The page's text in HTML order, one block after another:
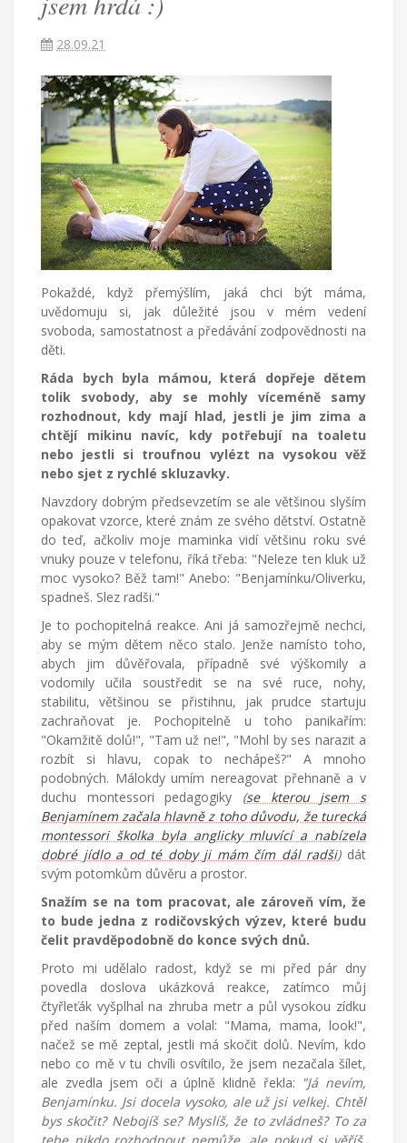
Češka
provdaná
Američana
žijící
Turecku
píše
blog
životě
cizích
zemích,
mateřství
radostech
všednodenního
života.
28.09.21
Pokaždé, když přemýšlím, jaká chci být máma,
uvědomuju si, jak důležité jsou v mém vedení
svoboda, samostatnost a předávání zodpovědnosti na
děti.
Ráda bych byla mámou, která dopřeje dětem
tolik svobody, aby se mohly víceméně samy
rozhodnout, kdy mají hlad, jestli je jim zima a
chtějí mikinu navíc, kdy potřebují na toaletu
nebo jestli si troufnou vylézt na vysokou věž
nebo sjet z rychlé skluzavky.
Navzdory dobrým předsevzetím se ale většinou slyším
opakovat vzorce, které znám ze svého dětství. Ostatně
do teď, ačkoliv moje maminka vidí většinu roku své
vnuky pouze v telefonu, říká třeba: "Neleze ten kluk už
moc vysoko? Běž tam!" Anebo: "Benjamínku/Oliverku,
spadneš. Slez radši."
Je to pochopitelná reakce. Ani já samozřejmě nechci,
aby se mým dětem něco stalo. Jenže namísto toho,
abych jim důvěřovala, případně své výškomily a
vodomily učila soustředit se na své ruce, nohy,
stabilitu, většinou se přistihnu, jak prudce startuju
zachraňovat je. Pochopitelně u toho panikařím:
"Okamžitě dolů!", "Tam už ne!", "Mohl by ses narazit a
rozbít si hlavu, copak to nechápeš?" A mnoho
podobných. Málokdy umím nereagovat přehnaně a v
duchu montessori pedagogiky (se kterou jsem s
Benjamínem začala hlavně z toho důvodu, že turecká
montessori školka byla anglicky mluvící a nabízela
dobré jídlo a od té doby ji mám čím dál radši)dát
svým potomkům důvěru a prostor.
Snažím se na tom pracovat, ale zároveň vím, že
to bude jedna z rodičovských výzev, které budu
čelit pravděpodobně do konce svých dnů.
Proto mi udělalo radost, když se mi před pár dny
povedla doslova ukázková reakce, zatímco můj
čtyřleťák vyšplhal na zhruba metr a půl vysokou zídku
před naším domem a volal: "Mama, mama, look!",
načež se mě zeptal, jestli má skočit dolů. Nevím, kdo
nebo co mě v tu chvíli osvítilo, že jsem nezačala šílet,
ale zvedla jsem oči a úplně klidně řekla: "Já nevím,
Benjamínku. Jsi docela vysoko, ale už jsi velkej. Chtěl
bys skočit? Nebojíš se? Myslíš, že to zvládneš? To za